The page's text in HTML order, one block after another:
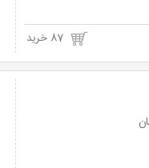
87 خرید